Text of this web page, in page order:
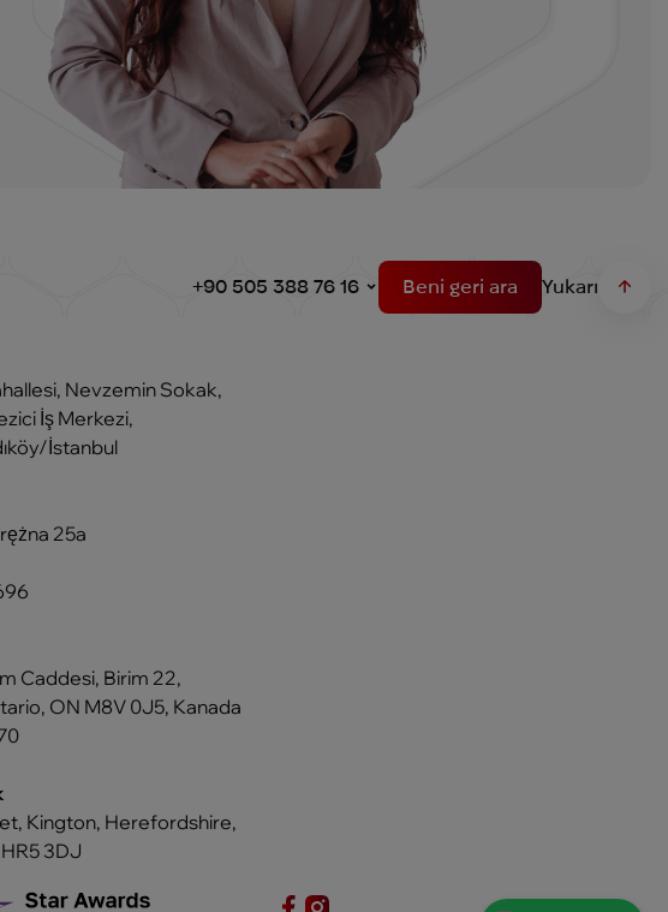
+90 505 388 76 16 Beni geri ara
Yukarı
Nevzemin Sokak,
İş Merkezi,
İstanbul
25a
Caddesi, Birim 22,
ON M8V 0J5, Kanada
Kington, Herefordshire,
3DJ